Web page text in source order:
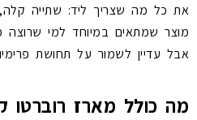
את כל מה שצריך ליד: שתייה קלה,
מוצר שמתאים במיוחד למי שרוצה
אבל עדיין לשמור על תחושת
מה כולל מארז רוברטו